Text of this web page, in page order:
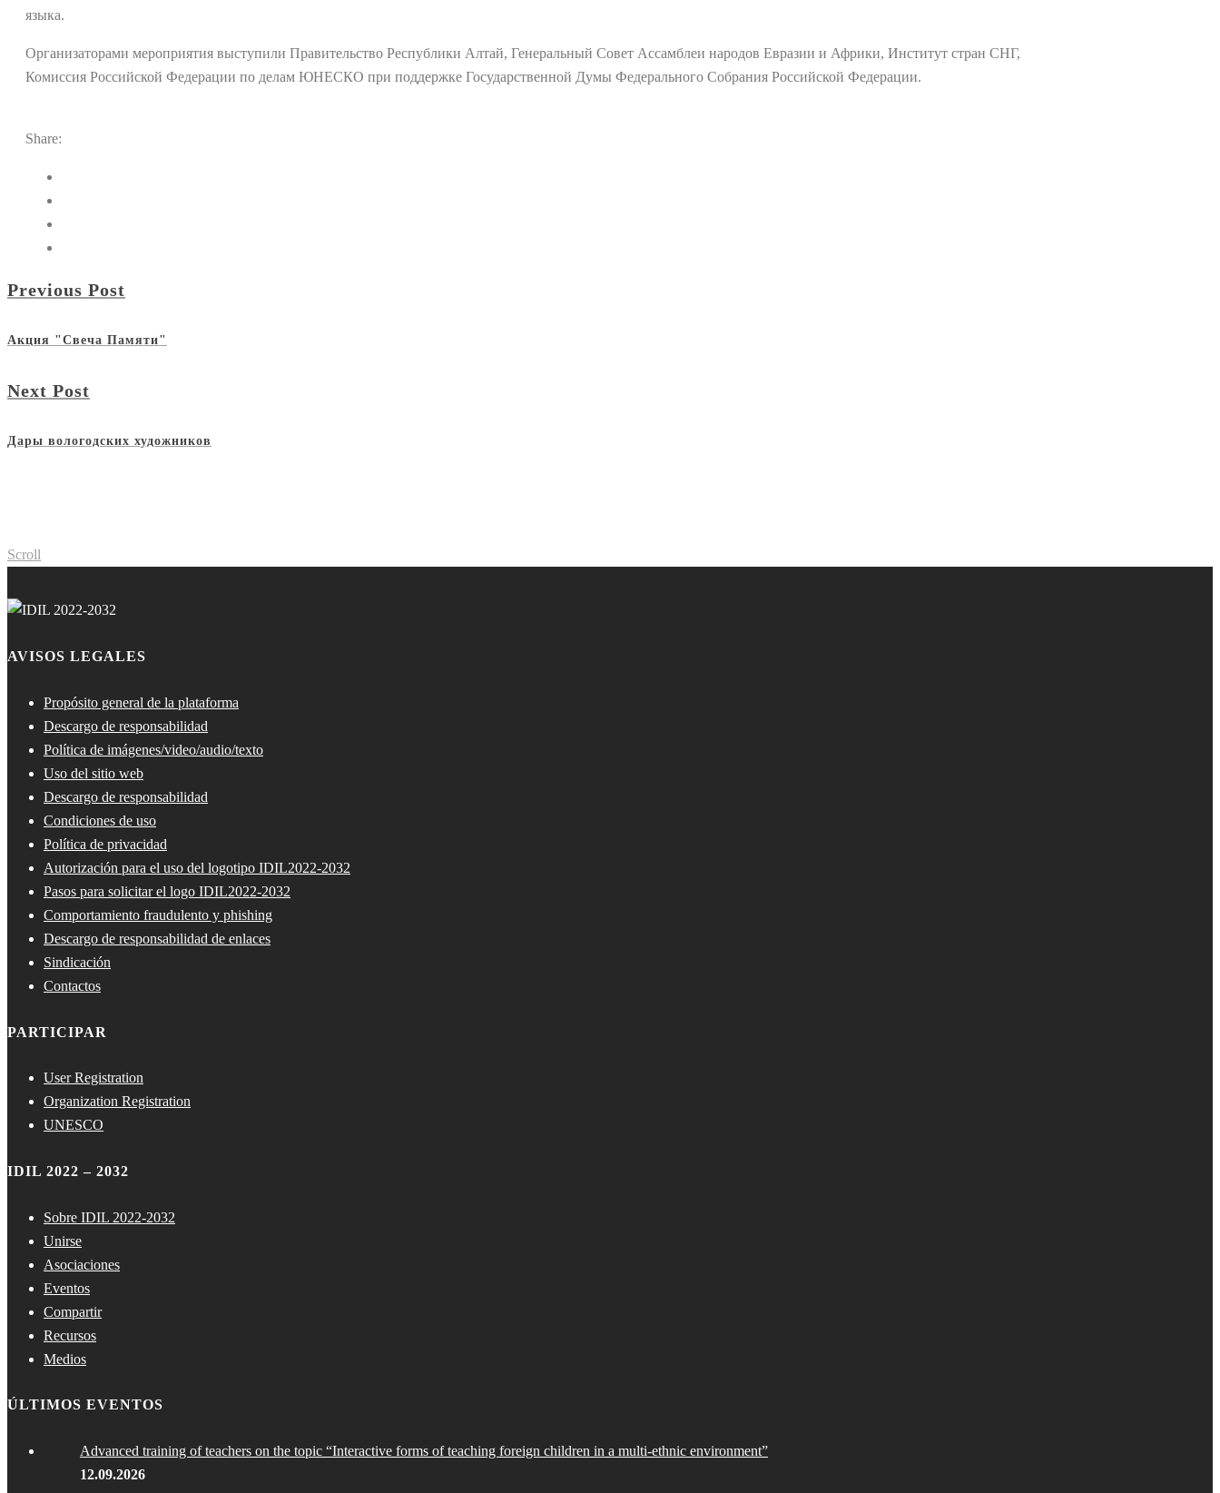
языка.
Организаторами мероприятия выступили Правительство Республики Алтай, Генеральный Совет Ассамблеи народов Евразии и Африки, Институт стран СНГ,
Комиссия Российской Федерации по делам ЮНЕСКО при поддержке Государственной Думы Федерального Собрания Российской Федерации.
Share:
Previous Post
Акция "Свеча Памяти"
Next Post
Дары вологодских художников
Scroll
AVISOS LEGALES
Propósito general de la plataforma
Descargo de responsabilidad
Política de imágenes/video/audio/texto
Uso del sitio web
Descargo de responsabilidad
Condiciones de uso
Política de privacidad
Autorización para el uso del logotipo IDIL2022-2032
Pasos para solicitar el logo IDIL2022-2032
Comportamiento fraudulento y phishing
Descargo de responsabilidad de enlaces
Sindicación
Contactos
PARTICIPAR
User Registration
Organization Registration
UNESCO
IDIL 2022 – 2032
Sobre IDIL 2022-2032
Unirse
Asociaciones
Eventos
Compartir
Recursos
Medios
ÚLTIMOS EVENTOS
Advanced training of teachers on the topic “Interactive forms of teaching foreign children in a multi-ethnic environment”
12.09.2026